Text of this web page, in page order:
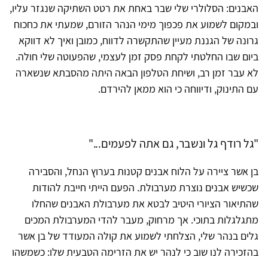
האבנים: הסלולרי שלי שבר באחת את רטט השתיקה שנגזר עליו,
ובמקום לשמוע את פכפוך מימי הנהר הזורם, שמעתי את כחכוח
גרונה של הגננת מעיין שהתקשרה לדווח, כמובן ואיך לא דווקא
ביום שבו החלטתי לקחת פסק זמן לעצמי, שהפעוטה שלי חולה.
לא עבר זמן רב, ושיחת הטלפון הבאה היתה מהסבתא שנשארה
עם התינוק, ודיווחה כי הוא ממאן להירדם.
"גל רודף גל ונשבר, גם אתה לפעמים..."
בן אשר ציירה על הלוח אבנים קטנות בערוץ הנחל, והסבירה
שכשיש אבנים נוצרת מערבולת. הפעם הייתי חייבת להודות
שהתיאור הציורי היטיב לבטא את מערבולת האבנים שהחלו
מתגלגלות בתוכי. אך מרחוק, מעבר להדי המערבולת המכים
גלים בנהר שלי, הצלחתי לשמוע את קולה המעודד של בן אשר
בהזכירה לנו שוב כי לנהר יש את הזרימה הטבעית שלו: כשמשהו